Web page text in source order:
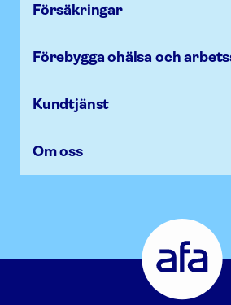
Försäk­ringar
Förebygga ohälsa och
Kundtjänst
Om oss
Försäkring
Gå
till
startsidan